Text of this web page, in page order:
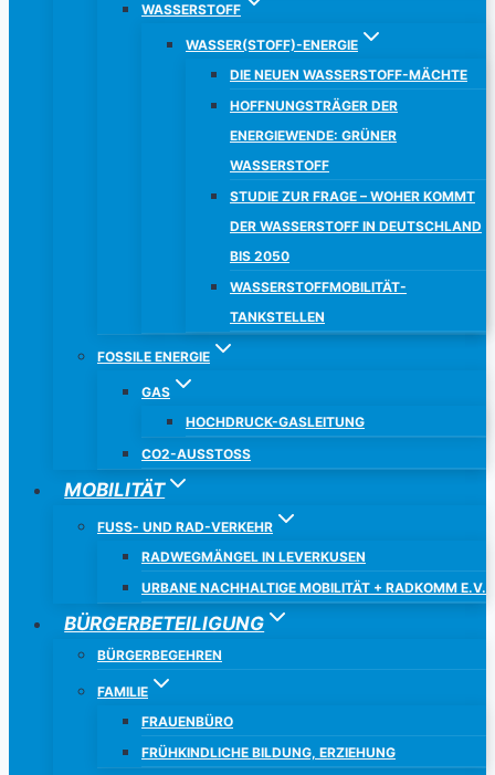
WASSERSTOFF
WASSER(STOFF)-ENERGIE
DIE NEUEN WASSERSTOFF-MÄCHTE
HOFFNUNGSTRÄGER DER
ENERGIEWENDE: GRÜNER
WASSERSTOFF
STUDIE ZUR FRAGE – WOHER KOMMT
DER WASSERSTOFF IN DEUTSCHLAND
BIS 2050
WASSERSTOFFMOBILITÄT-
TANKSTELLEN
FOSSILE ENERGIE
GAS
HOCHDRUCK-GASLEITUNG
CO2-AUSSTOSS
MOBILITÄT
FUSS- UND RAD-VERKEHR
RADWEGMÄNGEL IN LEVERKUSEN
URBANE NACHHALTIGE MOBILITÄT + RADKOMM E.V.
BÜRGERBETEILIGUNG
BÜRGERBEGEHREN
FAMILIE
FRAUENBÜRO
FRÜHKINDLICHE BILDUNG, ERZIEHUNG